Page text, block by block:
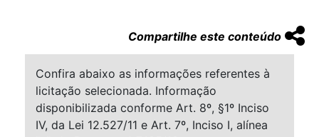
Compartilhe este conteúdo
Confira abaixo as informações referentes à
licitação selecionada. Informação
disponibilizada conforme Art. 8º, §1º Inciso
IV, da Lei 12.527/11 e Art. 7º, Inciso I, alínea